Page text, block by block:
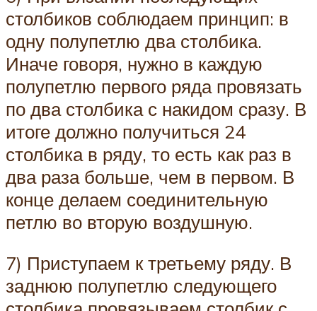
столбиков соблюдаем принцип: в
одну полупетлю два столбика.
Иначе говоря, нужно в каждую
полупетлю первого ряда провязать
по два столбика с накидом сразу. В
итоге должно получиться 24
столбика в ряду, то есть как раз в
два раза больше, чем в первом. В
конце делаем соединительную
петлю во вторую воздушную.
7) Приступаем к третьему ряду. В
заднюю полупетлю следующего